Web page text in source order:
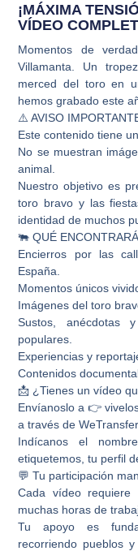
¡MÁXIMA
VÍDEO
Momentos de
Villamanta. Un
merced del toro en
hemos grabado este
⚠️ AVISO
Este contenido tiene
No se muestran
animal.
Nuestro objetivo es
toro bravo y las
identidad de muchos
🐃 QUÉ
Encierros por las
España.
Momentos únicos
Imágenes del toro
Sustos, anécdotas
populares.
Experiencias y
Contenidos
📩 ¿Tienes un vídeo
Envíanoslo a 👉
a través de
Indícanos el
etiquetemos, tu perfil
💬 Tu participación
Cada vídeo requiere
muchas horas de
Tu apoyo es
recorriendo pueblos